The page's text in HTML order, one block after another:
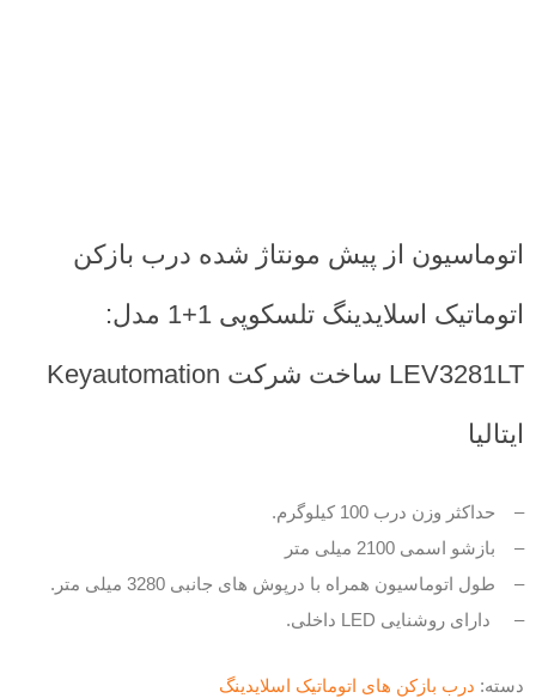
اتوماسیون از پیش مونتاژ شده درب بازکن
اتوماتیک اسلایدینگ تلسکوپی 1+1 مدل:
LEV3281LT ساخت شرکت Keyautomation
ایتالیا
– حداکثر وزن درب 100 کیلوگرم.
– بازشو اسمی 2100 میلی متر
– طول اتوماسیون همراه با درپوش های جانبی 3280 میلی متر.
– دارای روشنایی LED داخلی.
دسته: درب بازکن های اتوماتیک اسلایدینگ